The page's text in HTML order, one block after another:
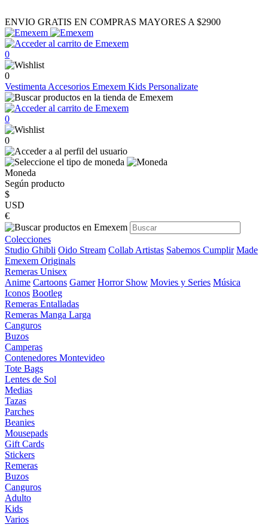
ENVIO GRATIS EN COMPRAS MAYORES A $2900
0
0
Vestimenta Accesorios Emexem Kids Personalizate
0
0
Moneda
Según producto
$
USD
€
Colecciones
Studio Ghibli Oido Stream Collab Artistas Sabemos Cumplir Made
Emexem Originals
Remeras Unisex
Anime Cartoons Gamer Horror Show Movies y Series Música
Iconos Bootleg
Remeras Entalladas
Remeras Manga Larga
Canguros
Buzos
Camperas
Contenedores Montevideo
Tote Bags
Lentes de Sol
Medias
Tazas
Parches
Beanies
Mousepads
Gift Cards
Stickers
Remeras
Buzos
Canguros
Adulto
Kids
Varios